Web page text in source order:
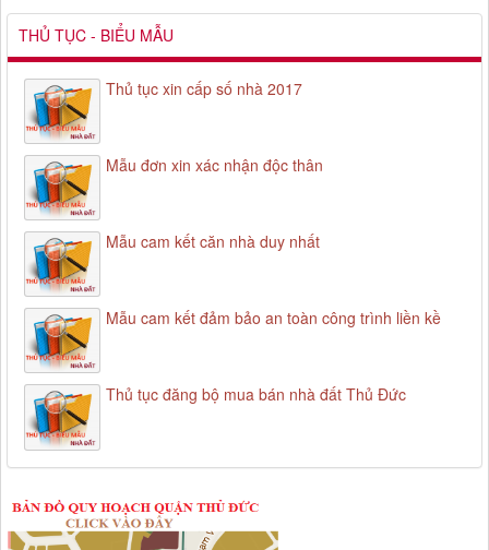
THỦ TỤC - BIỂU MẪU
Thủ tục xin cấp số nhà 2017
Mẫu đơn xin xác nhận độc thân
Mẫu cam kết căn nhà duy nhất
Mẫu cam kết đảm bảo an toàn công trình liền kề
Thủ tục đăng bộ mua bán nhà đất Thủ Đức